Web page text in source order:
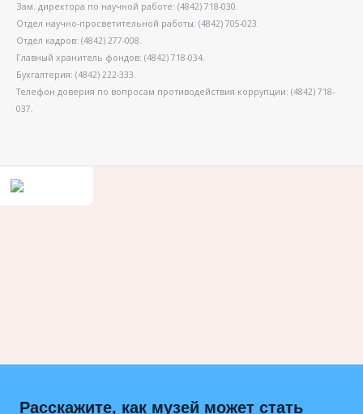
Зам. директора по научной работе: (4842) 718-030.
Отдел научно-просветительной работы: (4842) 705-023.
Отдел кадров: (4842) 277-008.
Главный хранитель фондов: (4842) 718-034.
Бухгалтерия: (4842) 222-333.
Телефон доверия по вопросам противодействия коррупции: (4842) 718-
037.
Расскажите, как музей может стать